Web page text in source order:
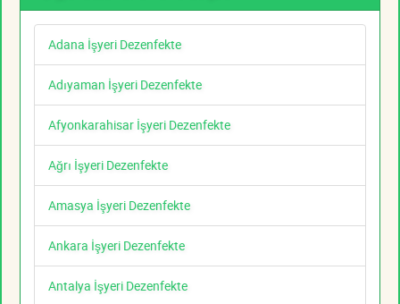
Adana İşyeri Dezenfekte
Adıyaman İşyeri Dezenfekte
Afyonkarahisar İşyeri Dezenfekte
Ağrı İşyeri Dezenfekte
Amasya İşyeri Dezenfekte
Ankara İşyeri Dezenfekte
Antalya İşyeri Dezenfekte